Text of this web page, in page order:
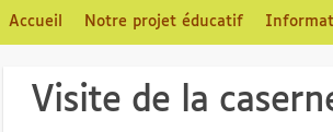
Accueil Notre projet éducatif
Visite de la